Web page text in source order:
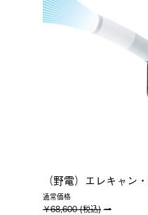
（野電）エレキャン
通常価格
￥68,600 (税込)